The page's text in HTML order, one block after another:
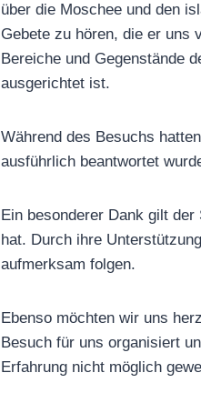
über die Moschee und den
Gebete zu hören, die er uns
Bereiche und Gegenstände
ausgerichtet ist.
Während des Besuchs
ausführlich beantwortet
Ein besonderer Dank gilt
hat. Durch ihre
aufmerksam folgen.
Ebenso möchten wir uns
Besuch für uns organisiert
Erfahrung nicht möglich